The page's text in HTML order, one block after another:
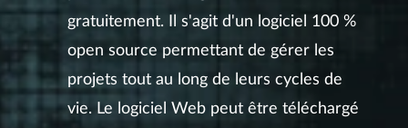
gratuitement. Il s'agit d'un logiciel 100 %
open source permettant de gérer les
projets tout au long de leurs cycles de
vie. Le logiciel Web peut être téléchargé